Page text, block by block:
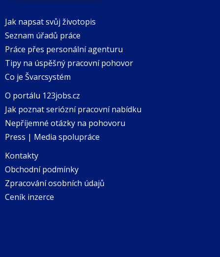
Jak napsat svůj životopis
Seznam úřadů práce
Práce přes personální agenturu
Tipy na úspěšný pracovní pohovor
Co je Švarcsystém
O portálu 123jobs.cz
Jak poznat seriózní pracovní nabídku
Nepříjemné otázky na pohovoru
Press | Media spolupráce
Kontakty
Obchodní podmínky
Zpracování osobních údajů
Ceník inzerce